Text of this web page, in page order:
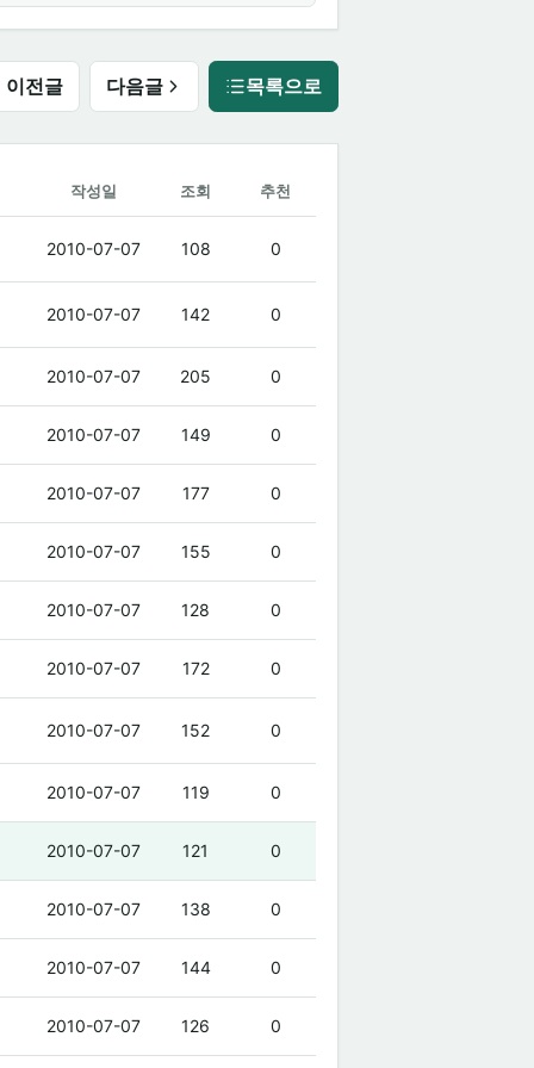
이전글 다음글 목록으로
작성일 조회 추천
2010-07-07 108 0
2010-07-07 142 0
2010-07-07 205 0
2010-07-07 149 0
2010-07-07 177 0
2010-07-07 155 0
2010-07-07 128 0
2010-07-07 172 0
2010-07-07 152 0
2010-07-07 119 0
2010-07-07 121 0
2010-07-07 138 0
2010-07-07 144 0
2010-07-07 126 0